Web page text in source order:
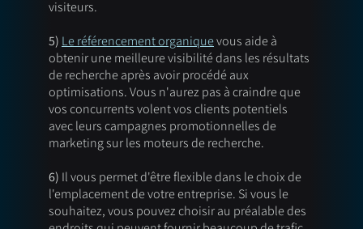
visiteurs.
5) Le référencement organique vous aide à
obtenir une meilleure visibilité dans les résultats
de recherche après avoir procédé aux
optimisations. Vous n'aurez pas à craindre que
vos concurrents volent vos clients potentiels
avec leurs campagnes promotionnelles de
marketing sur les moteurs de recherche.
6) Il vous permet d'être flexible dans le choix de
l'emplacement de votre entreprise. Si vous le
souhaitez, vous pouvez choisir au préalable des